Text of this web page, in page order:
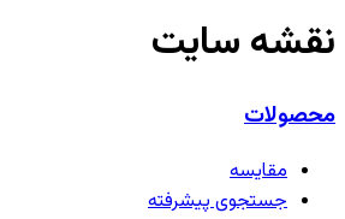
نقشه سایت
محصولات
مقایسه
جستجوی پیشرفته